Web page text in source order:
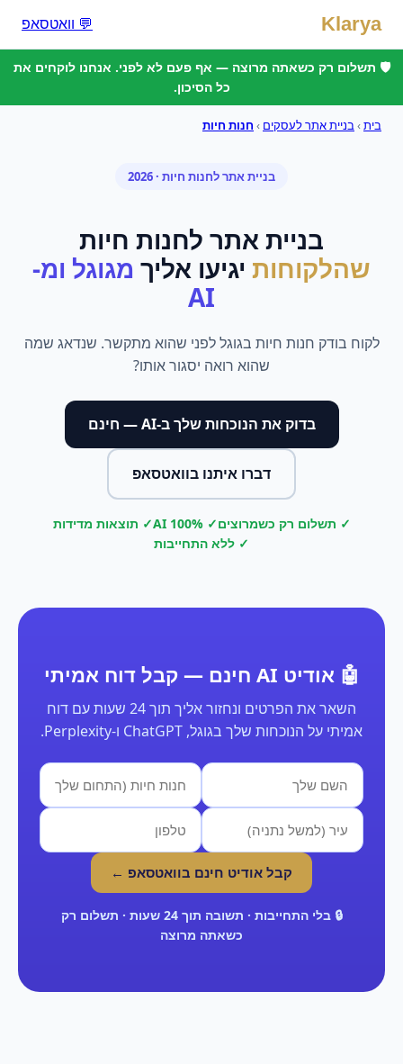
Klarya 💬 וואטסאפ
🛡️ תשלום רק כשאתה מרוצה — אף פעם לא לפני. אנחנו לוקחים את
כל הסיכון.
בית›בניית אתר לעסקים › חנות חיות
בניית אתרלחנות חיות · 2026
בניית אתר לחנות חיות
שהלקוחות יגיעו אליך מגוגל ומ-
AI
לקוח בודק חנות חיות בגוגל לפני שהוא מתקשר. שנדאג שמה
שהוא רואה יסגור אותו?
בדוק את הנוכחות שלך ב-AI — חינם
דברו איתנו בוואטסאפ
✓ תשלום רק כשמרוצים✓ 100% AI
✓ תוצאות מדידות
✓ ללא התחייבות
🤖 אודיט AI חינם — קבל דוח אמיתי
השאר את הפרטים ונחזור אליך תוך 24 שעות עם דוח
אמיתי על הנוכחות שלך בגוגל, ChatGPT ו-Perplexity.
קבל אודיט חינם בוואטסאפ ←
🔒 בלי התחייבות · תשובה תוך 24 שעות · תשלום רק
כשאתה מרוצה